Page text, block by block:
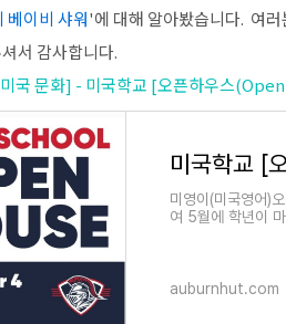
베이비 샤워'에 대해 알아봤습니다. 여
서 감사합니다.
국 문화] - 미국학교 [오픈하우스
미영이(미국영어)
여 5월에 학년이
auburnhut.com